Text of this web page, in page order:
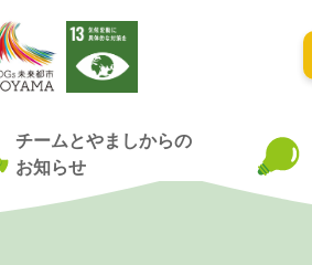
チームとやましからの
お知らせ